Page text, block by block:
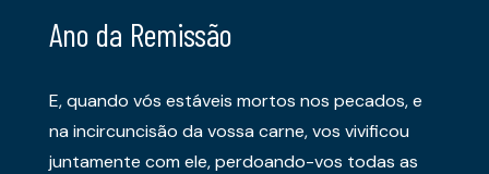
Ano da Remissão
E, quando vós estáveis mortos nos pecados, e
na incircuncisão da vossa carne, vos vivificou
juntamente com ele, perdoando-vos todas as